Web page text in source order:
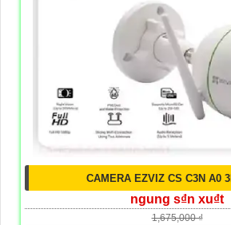
CAMERA EZVIZ CS C3N A0
ngung s₫n xu₫t
1,675,000 ₫